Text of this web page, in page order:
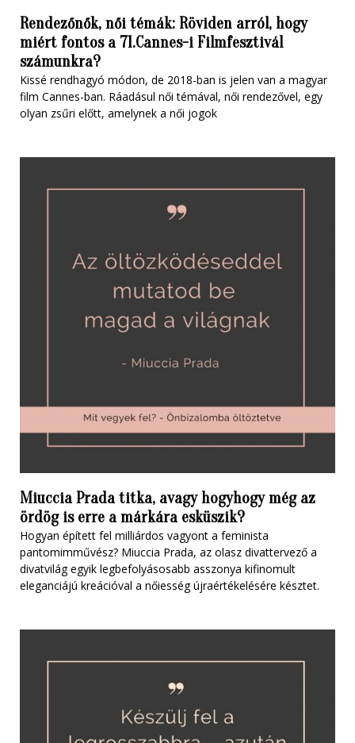
Rendezőnők, női témák: Röviden arról, hogy
miért fontos a 71.Cannes-i Filmfesztivál
számunkra?
Kissé rendhagyó módon, de 2018-ban is jelen van a magyar
film Cannes-ban. Ráadásul női témával, női rendezővel, egy
olyan zsűri előtt, amelynek a női jogok
Miuccia Prada titka, avagy hogyhogy még az
ördög is erre a márkára esküszik?
Hogyan épített fel milliárdos vagyont a feminista
pantomimművész? Miuccia Prada, az olasz divattervező a
divatvilág egyik legbefolyásosabb asszonya kifinomult
eleganciájú kreációval a nőiesség újraértékelésére késztet.